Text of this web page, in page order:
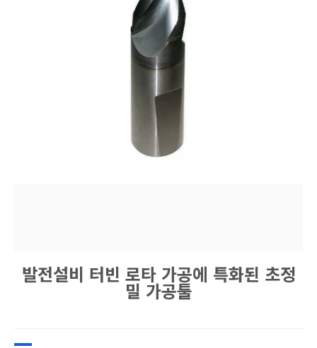
발전설비 터빈 로타 가공에 특화된 초정
밀 가공툴